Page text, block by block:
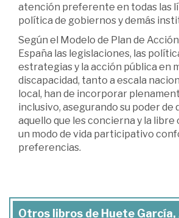
atención preferente en todas las
política de gobiernos y demás
Según el Modelo de Plan de
España las legislaciones, las
estrategias y la acción pública en
discapacidad, tanto a escala
local, han de incorporar
inclusivo, asegurando su poder de
aquello que les concierna y la
un modo de vida participativo
preferencias.
Otros libros de Huete